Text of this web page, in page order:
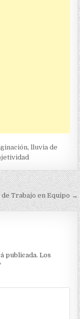
,lluvia de
de Trabajo en Equipo →
publicada. Los